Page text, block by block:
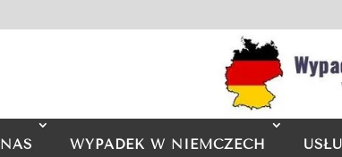
WYPADEK W NIEMCZECH